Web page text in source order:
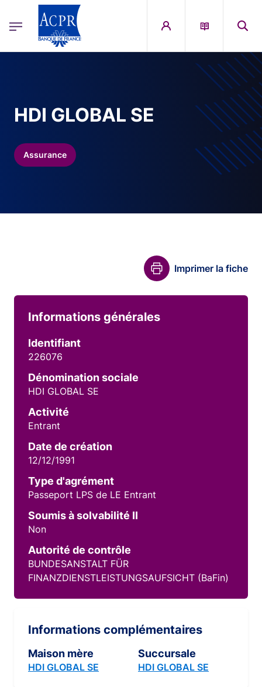
ACPR Menu Principal (French)
HDI GLOBAL SE
Assurance
Imprimer la fiche
Informations générales
Identifiant
226076
Dénomination sociale
HDI GLOBAL SE
Activité
Entrant
Date de création
12/12/1991
Type d'agrément
Passeport LPS de LE Entrant
Soumis à solvabilité II
Non
Autorité de contrôle
BUNDESANSTALT FÜR
FINANZDIENSTLEISTUNGSAUFSICHT (BaFin)
Informations complémentaires
Maison mère
HDI GLOBAL SE
Succursale
HDI GLOBAL SE